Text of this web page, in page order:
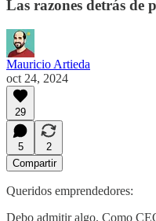
Las razones detrás de
Mauricio Artieda
oct 24, 2024
29
5
2
Compartir
Queridos emprendedores:
Debo admitir algo. Como